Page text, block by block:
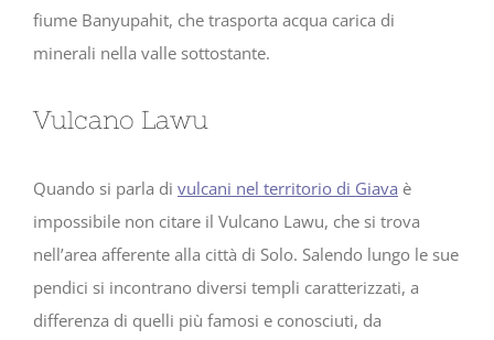
fiume Banyupahit, che trasporta acqua carica di
minerali nella valle sottostante.
Vulcano Lawu
Quando si parla di vulcani nel territorio di Giava è
impossibile non citare il Vulcano Lawu, che si trova
nell’area afferente alla città di Solo. Salendo lungo le sue
pendici si incontrano diversi templi caratterizzati, a
differenza di quelli più famosi e conosciuti, da